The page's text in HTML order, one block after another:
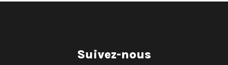
Suivez-nous